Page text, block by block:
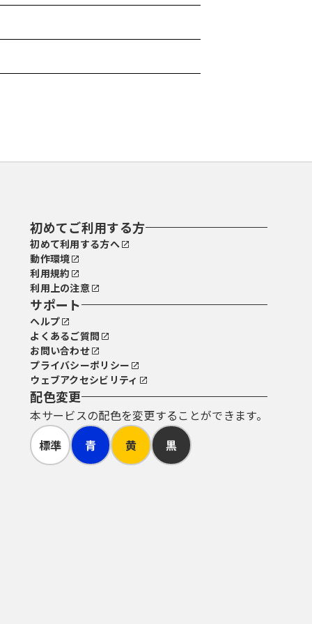
初めてご利用する方
初めて利用する方へ
動作環境
利用規約
利用上の注意
サポート
ヘルプ
よくあるご質問
お問い合わせ
プライバシーポリシー
ウェブアクセシビリティ
配色変更
本サービスの配色を変更することができます。
標準
青 黄 黒